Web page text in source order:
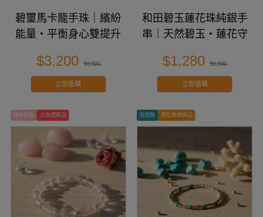
碧璽馬卡龍手珠｜繽紛
能量・平衡身心雙提升
$3,200 $3,500
立即搶購
和田碧玉蓮花珠純銀手
串｜天然碧玉・蓮花守
$1,280 $1,580
立即搶購
甜系配色 少女感飾品 百搭款 勇氣象徵飾品